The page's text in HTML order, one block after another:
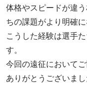
体格やスピードが違
ちの課題がより明確
こうした経験は選手
す。
今回の遠征において
ありがとうございまし